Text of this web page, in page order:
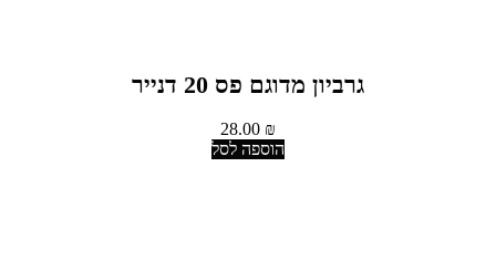
גרביון מדוגם פס 20 דנייר
28.00 ₪
הוספה לסל